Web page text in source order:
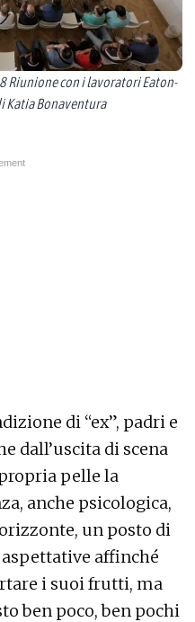
Riunione con i lavoratori Eaton-
Katia Bonaventura
di “ex”, padri e
dall’uscita di scena
pelle la
anche psicologica,
un posto di
affinché
i suoi frutti, ma
ben poco, ben pochi